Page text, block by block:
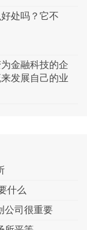
处吗？它不
金融科技的企
发展自己的业
什么
公司很重要